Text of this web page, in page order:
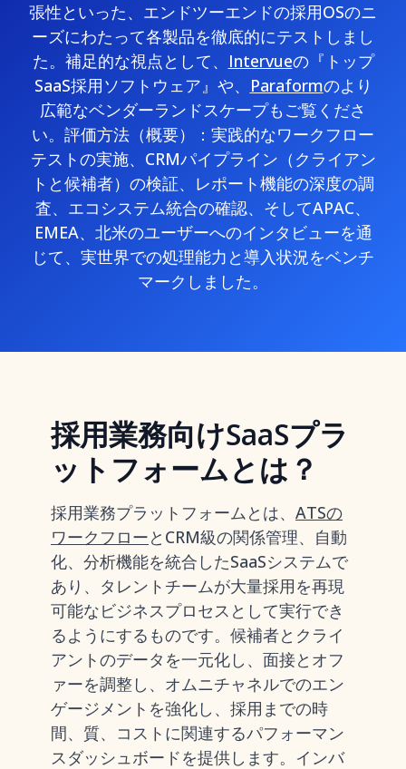
張性といった、エンドツーエンドの採用OSのニ
ーズにわたって各製品を徹底的にテストしまし
た。補足的な視点として、
Intervueの『トップ
SaaS採用ソフトウェア』や、
Paraformのより
広範なベンダーランドスケープもご覧くださ
い。評価方法（概要）：実践的なワークフロー
テストの実施、CRMパイプライン（クライアン
トと候補者）の検証、レポート機能の深度の調
査、エコシステム統合の確認、そしてAPAC、
EMEA、北米のユーザーへのインタビューを通
じて、実世界での処理能力と導入状況をベンチ
マークしました。
採用業務向けSaaSプラ
ットフォームとは？
採用業務プラットフォームとは、 ATSの
ワークフローとCRM級の関係管理、自動
化、分析機能を統合したSaaSシステムで
あり、タレントチームが大量採用を再現
可能なビジネスプロセスとして実行でき
るようにするものです。候補者とクライ
アントのデータを一元化し、面接とオフ
ァーを調整し、オムニチャネルでのエン
ゲージメントを強化し、採用までの時
間、質、コストに関連するパフォーマン
スダッシュボードを提供します。インバ